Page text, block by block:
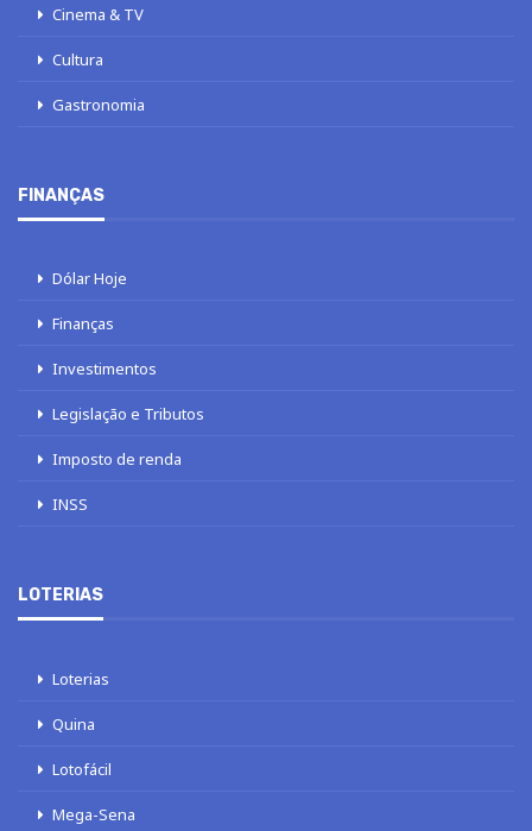
Cinema & TV
Cultura
Gastronomia
FINANÇAS
Dólar Hoje
Finanças
Investimentos
Legislação e Tributos
Imposto de renda
INSS
LOTERIAS
Loterias
Quina
Lotofácil
Mega-Sena